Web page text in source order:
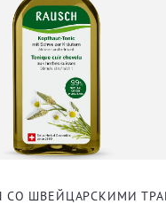
СО ШВЕЙЦАРСКИМИ